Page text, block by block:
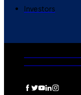
Investors